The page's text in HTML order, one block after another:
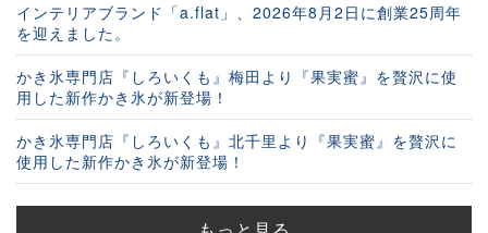
インテリアブランド「a.flat」、2026年8月2日に創業25周年
を迎えました。
かき氷専門店『しろいくも』梅田より『果実蜜』を贅沢に使
用した新作かき氷が新登場！
かき氷専門店『しろいくも』北千里より『果実蜜』を贅沢に
使用した新作かき氷が新登場！